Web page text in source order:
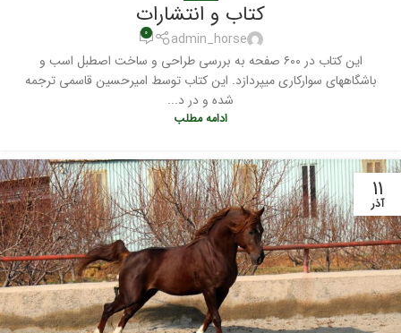
کتاب و انتشارات
admin_horse ۰
این کتاب در ۶۰۰ صفحه به بررسی طراحی و ساخت اصطبل اسب و
باشگاههای سوارکاری میپردازد. این کتاب توسط امیرحسین قاسمی ترجمه
شده و در د...
ادامه مطلب
۱۱
آذر